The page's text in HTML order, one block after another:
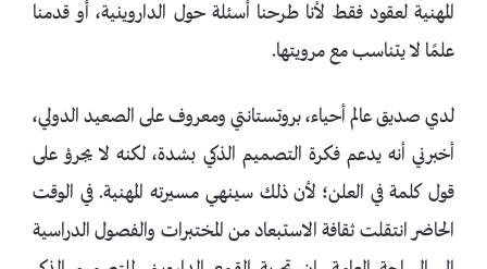
المهنية لعقود فقط لأنا طرحنا أسئلة حول الداروينية، أو قدمنا
علمًا لا يتناسب مع مرويتها.
لدي صديق عالم أحياء، بروتستانتي ومعروف على الصعيد الدولي،
أخبرني أنه يدعم فكرة التصميم الذكي بشدة، لكنه لا يجرؤ على
قول كلمة في العلن؛ لأن ذلك سينهي مسيرته المهنية. في الوقت
الحاضر انتقلت ثقافة الاستبعاد من المختبرات والفصول الدراسية